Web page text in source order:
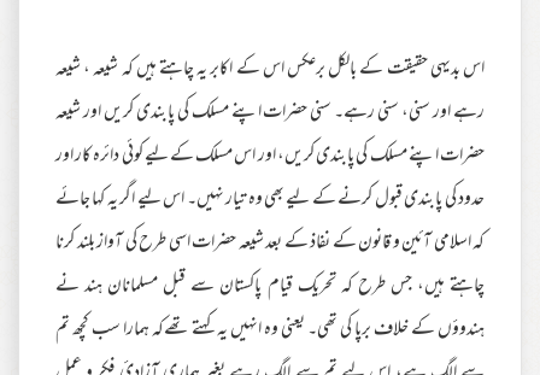
اس بدیہی حقیقت کے بالکل برعکس اس کے اکابر یہ چاہتے ہیں کہ شیعہ ، شیعہ
رہے اور سنی، سنی رہے۔ سنی حضرات اپنے مسلک کی پابندی کریں اور شیعہ
حضرات اپنے مسلک کی پابندی کریں، اور اس مسلک کے لیے کوئی دائرہ کار اور
حدود کی پابندی قبول کرنے کے لیے بھی وہ تیار نہیں۔ اس لیے اگر یہ کہا جائے
کہ اسلامی آئین و قانون کے نفاذ کے بعد شیعہ حضرات اسی طرح کی آواز بلند کرنا
چاہتے ہیں، جس طرح کہ تحریک قیام پاکستان سے قبل مسلمانان ہند نے
ہندوؤں کے خلاف برپا کی تھی۔ یعنی وہ انہیں یہ کہتے تھےکہ ہمارا سب کچھ تم